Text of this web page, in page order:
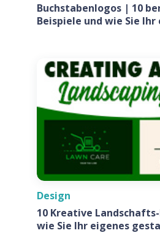
Buchstabenlogos | 10
Beispiele und wie Sie
Design
10 Kreative
wie Sie Ihr eigenes